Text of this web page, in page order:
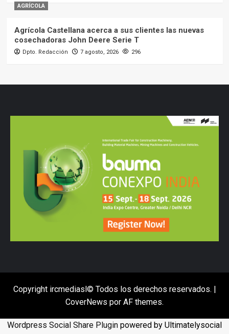
AGRÍCOLA
Agrícola Castellana acerca a sus clientes las nuevas
cosechadoras John Deere Serie T
Dpto. Redacción 7 agosto, 2026 296
Copyright ircmediasl© Todos los derechos reservados. |
CoverNews por AF themes.
Wordpress Social Share Plugin powered by Ultimatelysocial